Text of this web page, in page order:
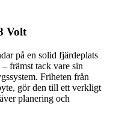
Volt
på en solid fjärdeplats
främst tack vare sin
Friheten från
gör den till ett verkligt
planering och